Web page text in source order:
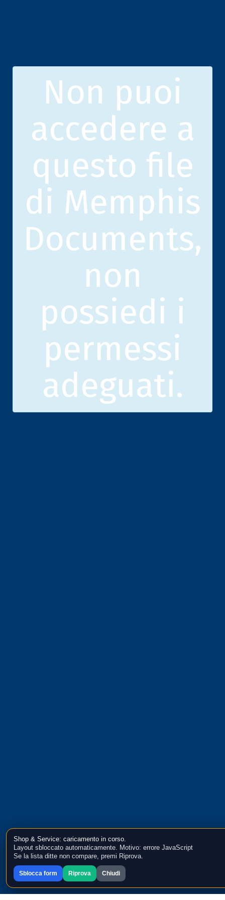
Non puoi
accedere a
questo file
di Memphis
Documents,
non
possiedi i
permessi
adeguati.
Shop & Service: caricamento in corso.
Layout sbloccato automaticamente. Motivo: errore JavaScript
Se la lista ditte non compare, premi Riprova.
Sblocca form Riprova Chiudi